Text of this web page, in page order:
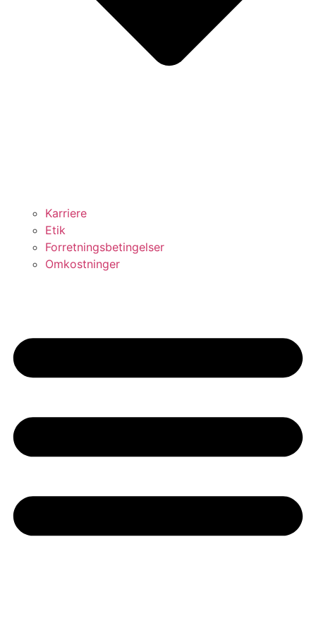
Karriere
Etik
Forretningsbetingelser
Omkostninger